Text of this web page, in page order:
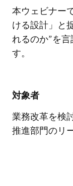
本ウェビナー
ける設計」と
れるのか”を
す。
対象者
業務改革を検
推進部門のリ